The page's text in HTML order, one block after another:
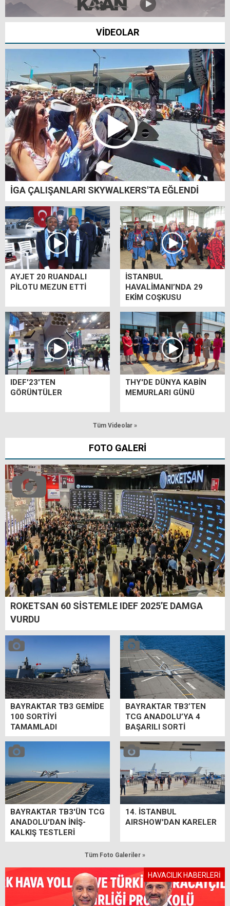
VİDEOLAR
İGA ÇALIŞANLARI SKYWALKERS'TA EĞLENDİ
AYJET 20 RUANDALI
PİLOTU MEZUN ETTİ
İSTANBUL
HAVALİMANI’NDA 29
EKİM COŞKUSU
IDEF'23'TEN
GÖRÜNTÜLER
THY'DE DÜNYA KABİN
MEMURLARI GÜNÜ
Tüm Videolar »
FOTO GALERİ
ROKETSAN 60 SİSTEMLE IDEF 2025’E DAMGA
VURDU
BAYRAKTAR TB3 GEMİDE
100 SORTİYİ
TAMAMLADI
BAYRAKTAR TB3’TEN
TCG ANADOLU’YA 4
BAŞARILI SORTİ
BAYRAKTAR TB3'ÜN TCG
ANADOLU'DAN İNİŞ-
KALKIŞ TESTLERİ
14. İSTANBUL
AIRSHOW'DAN KARELER
Tüm Foto Galeriler »
HAVACILIK HABERLERİ